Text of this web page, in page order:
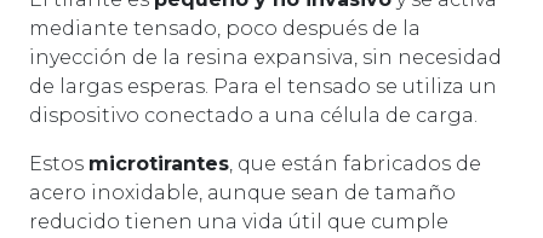
mediante tensado, poco después de la
inyección de la resina expansiva, sin necesidad
de largas esperas. Para el tensado se utiliza un
dispositivo conectado a una célula de carga.
Estos microtirantes, que están fabricados de
acero inoxidable, aunque sean de tamaño
reducido tienen una vida útil que cumple